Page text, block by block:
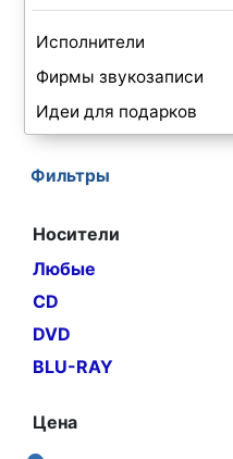
Исполнители
Фирмы звукозаписи
Идеи для подарков
Фильтры
Носители
Любые
CD
DVD
BLU-RAY
Цена